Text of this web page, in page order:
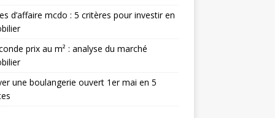
d’affaire mcdo : 5 critères pour investir en
prix au m² : analyse du marché
une boulangerie ouvert 1er mai en 5